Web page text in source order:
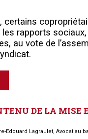
certains
les rapports
au vote de
DE LA MISE
Edouard Lagraulet, Avocat au